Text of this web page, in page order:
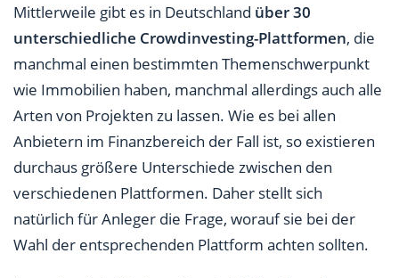
Mittlerweile gibt es in Deutschland über 30
unterschiedliche Crowdinvesting-Plattformen, die
manchmal einen bestimmten Themenschwerpunkt
wie Immobilien haben, manchmal allerdings auch alle
Arten von Projekten zu lassen. Wie es bei allen
Anbietern im Finanzbereich der Fall ist, so existieren
durchaus größere Unterschiede zwischen den
verschiedenen Plattformen. Daher stellt sich
natürlich für Anleger die Frage, worauf sie bei der
Wahl der entsprechenden Plattform achten sollten.